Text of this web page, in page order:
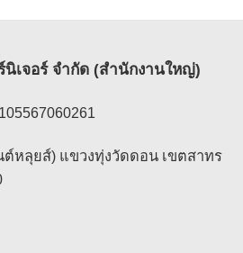
นิเจอร์ จำกัด (สำนักงานใหญ่)
ต์หลุยส์) แขวงทุ่งวัดดอน เขตสาทร